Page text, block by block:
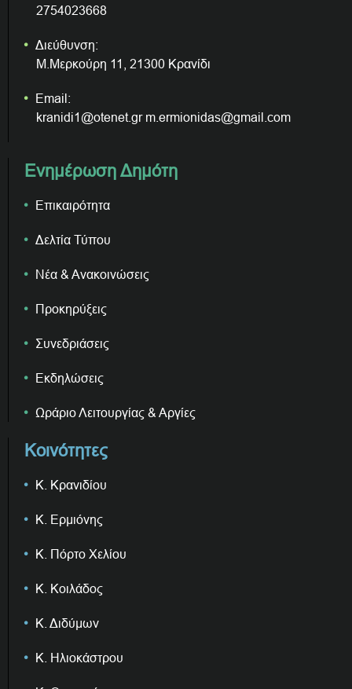
2754023668
Διεύθυνση:
Μ.Μερκούρη 11, 21300 Κρανίδι
Email:
kranidi1@otenet.gr m.ermionidas@gmail.com
Ενημέρωση Δημότη
Επικαιρότητα
Δελτία Τύπου
Νέα & Ανακοινώσεις
Προκηρύξεις
Συνεδριάσεις
Εκδηλώσεις
Ωράριο Λειτουργίας & Αργίες
Κοινότητες
Κ. Κρανιδίου
Κ. Ερμιόνης
Κ. Πόρτο Χελίου
Κ. Κοιλάδος
Κ. Διδύμων
Κ. Ηλιοκάστρου